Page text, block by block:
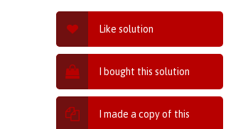
Like solution
I bought this solution
I made a copy of this